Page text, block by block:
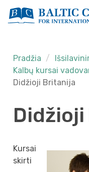
Pradžia
Kalbų kursai
Didžioji Britanija
Kursai
skirti